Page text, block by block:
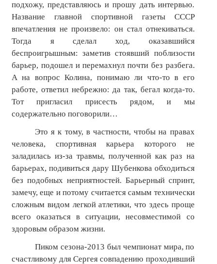
подхожу, представляюсь и прошу дать интервью.
Название главной спортивной газеты СССР
впечатления не произвело: он стал отнекиваться.
Тогда я сделал ход, оказавшийся
беспроигрышным: заметив стоявший поблизости
барьер, подошел и перемахнул почти без разбега.
А на вопрос Колина, понимаю ли что-то в его
работе, ответил небрежно: да так, бегал когда-то.
Тот пригласил присесть рядом, и мы
содержательно поговорили…
Это я к тому, в частности, чтобы на правах
человека, спортивная карьера которого не
заладилась из-за травмы, полученной как раз на
барьерах, подивиться дару Шубенкова обходиться
без подобных неприятностей. Барьерный спринт,
замечу, еще и потому считается самым технически
сложным видом легкой атлетики, что здесь проще
всего оказаться в ситуации, несовместимой со
здоровым образом жизни.
Пиком сезона-2013 был чемпионат мира, по
счастливому для Сергея совпадению проходивший